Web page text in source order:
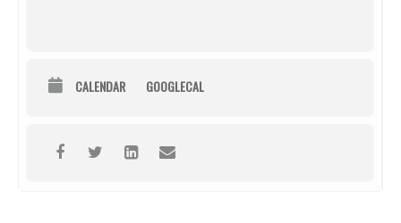
CALENDAR GOOGLECAL